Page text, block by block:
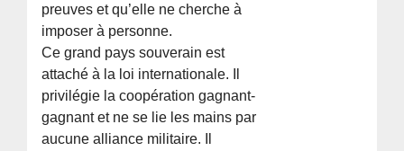
preuves et qu’elle ne cherche à
imposer à personne.
Ce grand pays souverain est
attaché à la loi internationale. Il
privilégie la coopération gagnant-
gagnant et ne se lie les mains par
aucune alliance militaire. Il